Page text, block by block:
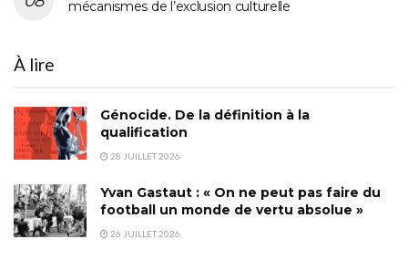
mécanismes de l’exclusion culturelle
À lire
Génocide. De la définition à la
qualification
28 JUILLET 2026
Yvan Gastaut : « On ne peut pas faire du
football un monde de vertu absolue »
26 JUILLET 2026